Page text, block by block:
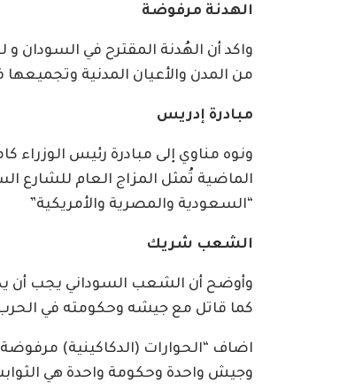
الهدنة مرفوضة
واكد أن الهُدنة المقترح في السودان
من المدن والأعيان المدنية
مبادرة إدريس
ونوه مناوي إلى مبادرة رئيس
الماضية تُمثل المزاج العام للشارع
“السعودية والمصرية والأمريكية”
الشعب شريك
وأوضح أن الشعب السوداني يجب أن
كما قاتل مع جيشه وحكومته في
اضاف “الحوارات (الدكاكينية)
وجيش واحدة وحكومة واحدة هي